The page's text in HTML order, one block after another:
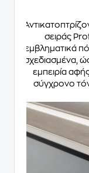
σειράς
εμβληματικά
σχεδιασμένα,
εμπειρία
σύγχρονο